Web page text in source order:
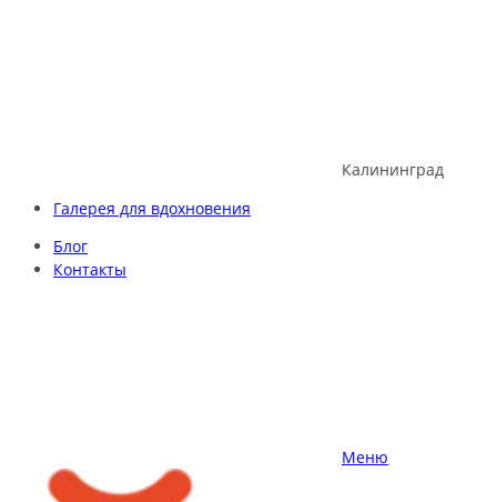
Калининград
Галерея для вдохновения
Блог
Контакты
Меню